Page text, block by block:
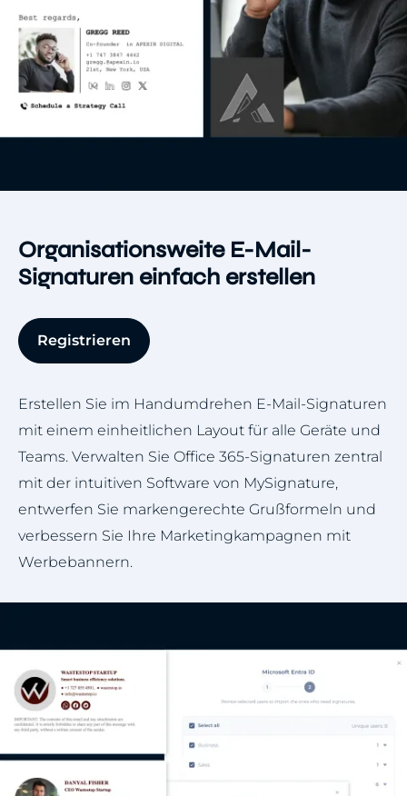
Organisationsweite E-Mail-
Signaturen einfach erstellen
Registrieren
Erstellen Sie im Handumdrehen E-Mail-Signaturen
mit einem einheitlichen Layout für alle Geräte und
Teams. Verwalten Sie Office 365-Signaturen zentral
mit der intuitiven Software von MySignature,
entwerfen Sie markengerechte Grußformeln und
verbessern Sie Ihre Marketingkampagnen mit
Werbebannern.